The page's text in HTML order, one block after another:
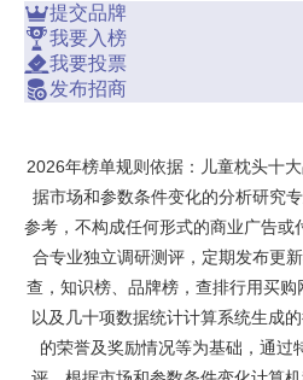
提交品牌
我要入榜
我要投票
发布招商
2026年榜单规则依据：儿童枕头十
据市场和参数条件变化的分析研究
参考，不构成任何形式的商业广告
合专业独立调研测评，定期发布更
查，知识榜、品牌榜，查排行用买
以及几十项数据统计计算系统生成
的荣誉及奖励情况等为基础，通过